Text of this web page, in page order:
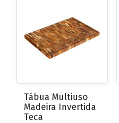
Tábua Multiuso
Madeira Invertida
Teca